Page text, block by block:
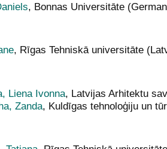
, Bonnas Universitāte
, Rīgas Tehniskā universitāte
Liena Ivonna, Latvijas Arhitektu
Zanda, Kuldīgas tehnoloģiju un